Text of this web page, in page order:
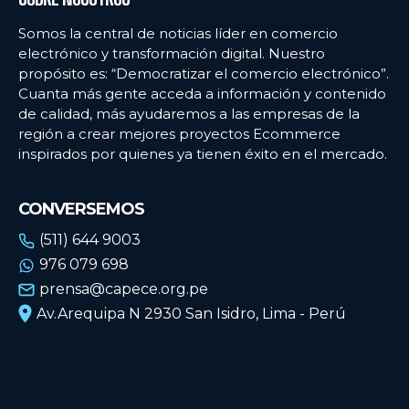
Somos la central de noticias líder en comercio
electrónico y transformación digital. Nuestro
propósito es: “Democratizar el comercio electrónico”.
Cuanta más gente acceda a información y contenido
de calidad, más ayudaremos a las empresas de la
región a crear mejores proyectos Ecommerce
inspirados por quienes ya tienen éxito en el mercado.
CONVERSEMOS
(511) 644 9003
976 079 698
prensa@capece.org.pe
Av.Arequipa N 2930 San Isidro, Lima - Perú